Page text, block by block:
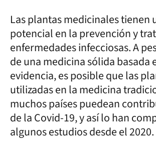
Las plantas medicinales tienen
potencial en la prevención y
enfermedades infecciosas. A
de una medicina sólida basada
evidencia, es posible que las
utilizadas en la medicina
muchos países puedean
de la Covid-19, y así lo han
algunos estudios desde el 2020.